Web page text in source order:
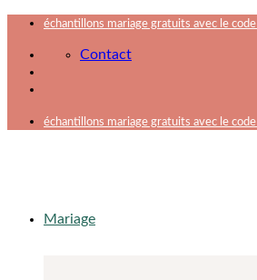
Passer
contenu
échantillons mariage gratuits avec le code
Contact
échantillons mariage gratuits avec le code
Mariage